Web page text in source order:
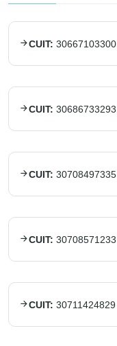
CUIT: 30667103300
CUIT: 30686733293
CUIT: 30708497335
CUIT: 30708571233
CUIT: 30711424829